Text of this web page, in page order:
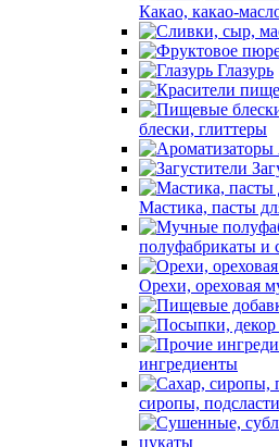
Какао, какао-
Глазурь
блески, глиттеры
Мастика, пасты
полуфабрикаты и
Орехи, ореховая
ингредиенты
сиропы,